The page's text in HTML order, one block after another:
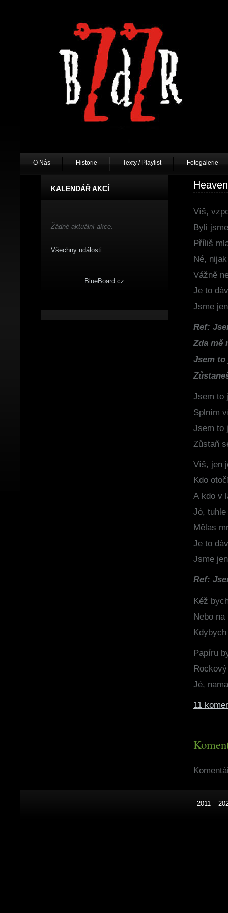
O Nás Historie Texty / Playlist Fotogalerie
Heaven
Víš,
Byli
Příliš
Né,
Vážně
Je to
Jsme
Ref:
Zda mě
Jsem to
Jsem to
Splním
Jsem to
Zůstaň
Víš, jen
Kdo
A kdo v
Jó,
Mělas
Je to
Jsme
Ref:
Kéž
Nebo na
Papíru
Jé,
11
KALENDÁŘ AKCÍ
Žádné aktuální akce.
Všechny události
BlueBoard.cz
2011 –